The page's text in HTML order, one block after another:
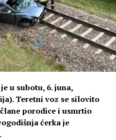
u subotu, 6. juna,
Teretni voz se silovito
porodice i usmrtio
ćerka je